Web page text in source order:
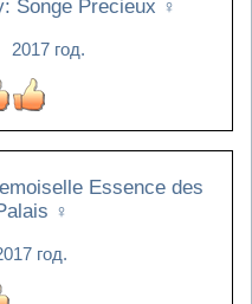
Songe Precieux ♀
2017 год.
Essence des
♀
год.